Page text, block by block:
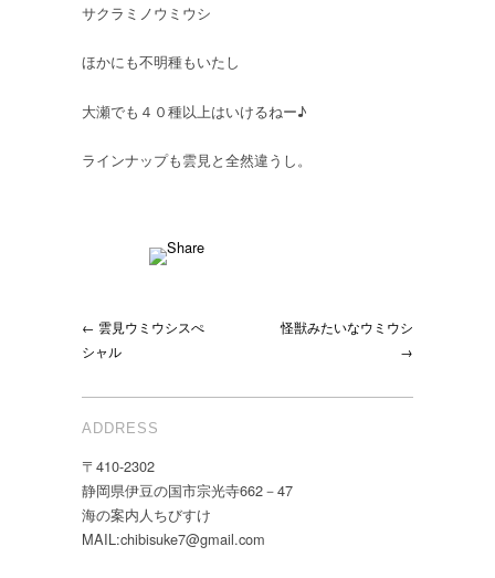
サクラミノウミウシ
ほかにも不明種もいたし
大瀬でも４０種以上はいけるねー♪
ラインナップも雲見と全然違うし。
← 雲見ウミウシスぺ
シャル
怪獣みたいなウミウシ
→
ADDRESS
〒410-2302
静岡県伊豆の国市宗光寺662－47
海の案内人ちびすけ
MAIL:chibisuke7@gmail.com